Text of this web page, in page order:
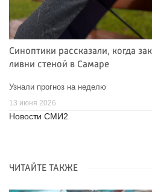
Синоптики рассказали, когда
ливни стеной в Самаре
Узнали прогноз на неделю
13 июня 2026
Новости СМИ2
ЧИТАЙТЕ ТАКЖЕ